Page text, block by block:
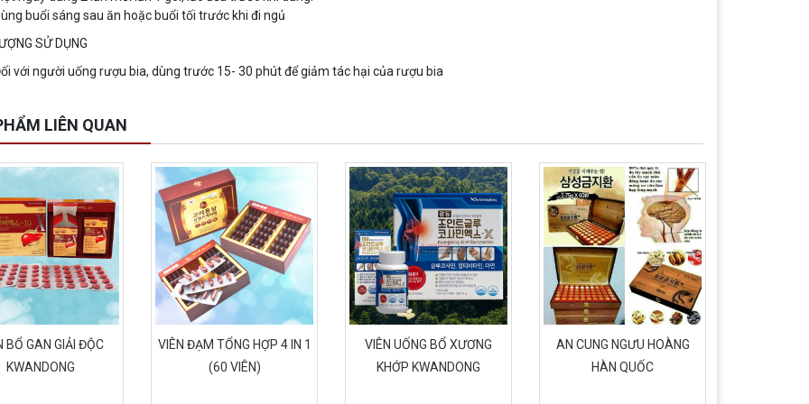
buổi sáng sau ăn hoặc buổi tối trước khi đi ngủ
SỬ DỤNG
với người uống rượu bia, dùng trước 15- 30 phút để giảm tác hại của rượu bia
LIÊN QUAN
BỔ GAN GIẢI ĐỘC
KWANDONG
VIÊN ĐẠM TỔNG HỢP 4 IN 1
(60 VIÊN)
VIÊN UỐNG BỔ XƯƠNG
KHỚP KWANDONG
AN CUNG NGƯU HOÀNG
HÀN QUỐC